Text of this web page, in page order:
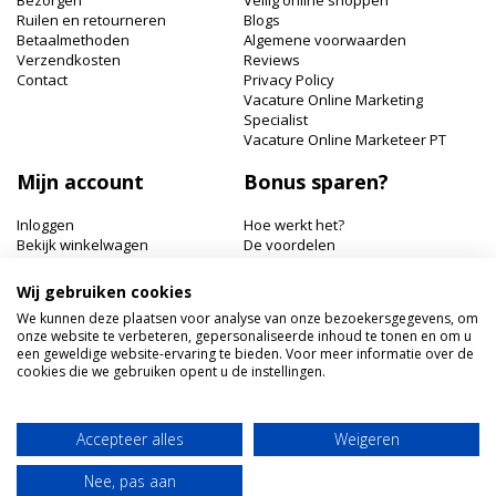
Ruilen en retourneren
Betaalmethoden
Verzendkosten
Contact
Blogs
Algemene voorwaarden
Reviews
Privacy Policy
Vacature Online Marketing
Specialist
Vacature Online Marketeer PT
Mijn account
Inloggen
Bekijk winkelwagen
Bonus sparen?
Hoe werkt het?
De voordelen
Hairworldshop.nl
Havik 41, 3811 EX Amersfoort
+31 033 462 41 40
BTW NL: NL001956496B19
IBAN: NL59INGB0005905773
Copyright © 2020 Hairworldshop.nl, Inc. All rights reserved.
Wij gebruiken cookies
We kunnen deze plaatsen voor analyse van onze bezoekersgegevens, om
onze website te verbeteren, gepersonaliseerde inhoud te tonen en om u
een geweldige website-ervaring te bieden. Voor meer informatie over de
cookies die we gebruiken opent u de instellingen.
Accepteer alles
Weigeren
Nee, pas aan